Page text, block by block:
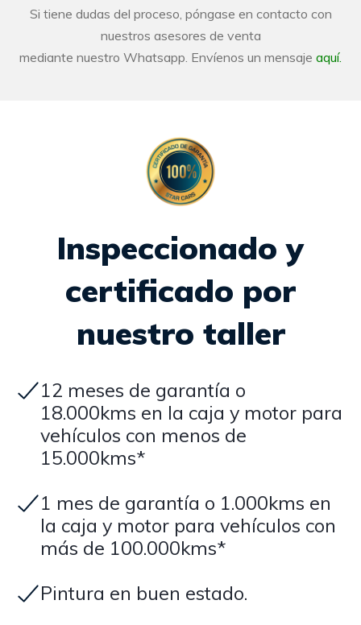
Si tiene dudas del proceso, póngase en contacto con
nuestros asesores de venta
mediante nuestro Whatsapp. Envíenos un mensaje aquí.
Inspeccionado y
certificado por
nuestro taller
12 meses de garantía o
18.000kms en la caja y motor para
vehículos con menos de
15.000kms*
1 mes de garantía o 1.000kms en
la caja y motor para vehículos con
más de 100.000kms*
Pintura en buen estado.